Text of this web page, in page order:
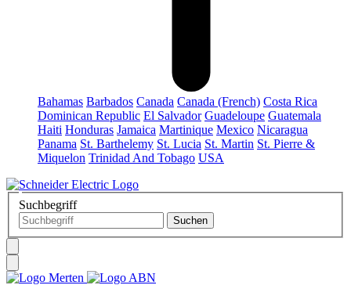
Bahamas Barbados Canada Canada (French) Costa Rica
Dominican Republic El Salvador Guadeloupe Guatemala
Haiti Honduras Jamaica Martinique Mexico Nicaragua
Panama St. Barthelemy St. Lucia St. Martin St. Pierre &
Miquelon Trinidad And Tobago USA
Suchbegriff